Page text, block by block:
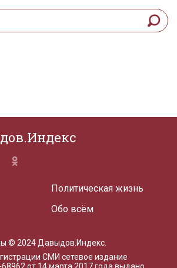
Политическая жизнь
Обо всём
© 2024 Давыдов.Индекс.
СМИ сетевое издание